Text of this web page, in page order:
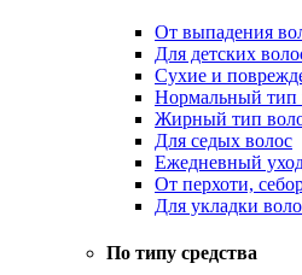
От выпадения
Для детских
Сухие и
Нормальный тип
Жирный тип
Для седых волос
Ежедневный
От перхоти,
Для укладки
По типу средства